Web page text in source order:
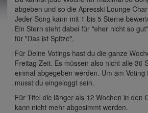
abgeben und so die Apresski Lounge
Jeder Song kann mit 1 bis 5 Sterne
Ein Stern steht dabei für "eher nicht so
für "Das ist Spitze".
Für Deine Votings hast du die ganze
Freitag Zeit. Es müssen also nicht alle 30
einmal abgegeben werden. Um am Voting
musst du eingeloggt sein.
Für Titel die länger als 12 Wochen in den
kann nicht mehr abgesimmt werden.